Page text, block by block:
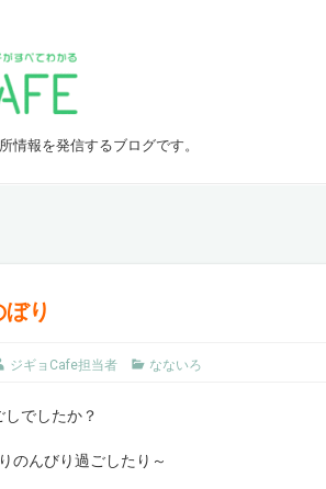
情報を発信するブログです。
り
ジギョCafe担当者 なないろ
しでしたか？
のんびり過ごしたり～